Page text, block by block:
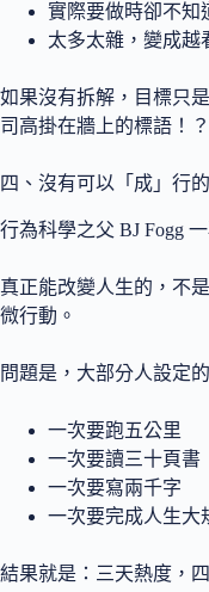
實際要做時卻不知
太多太雜，變成越
如果沒有拆解，目標只
司高掛在牆上的標語！？
四、沒有可以「成」行
行為科學之父 BJ Fogg 一
真正能改變人生的，不
微行動。
問題是，大部分人設定
一次要跑五公里
一次要讀三十頁書
一次要寫兩千字
一次要完成人生大
結果就是：三天熱度，